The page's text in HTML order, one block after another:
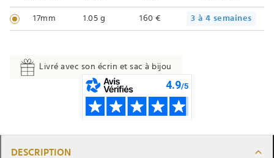
17mm 1.05 g 160 € 3 à 4 semaines
Livré avec son écrin et sac à bijou
DESCRIPTION